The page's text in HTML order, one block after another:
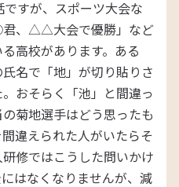
すが、スポーツ大会な
、△△大会で優勝」など
高校があります。ある
名で「地」が切り貼りさ
おそらく「池」と間違っ
菊地選手はどう思ったも
違えられた人がいたらそ
修ではこうした問いかけ
はなくなりませんが、減